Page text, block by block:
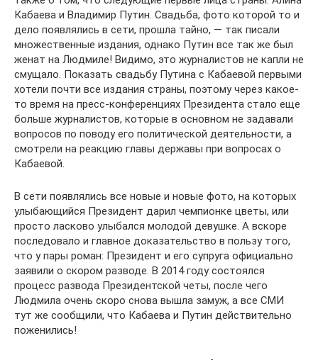
Кабаева и Владимир Путин. Свадьба, фото которой то и
дело появлялись в сети, прошла тайно, — так писали
множественные издания, однако Путин все так же был
женат на Людмиле! Видимо, это журналистов не капли не
смущало. Показать свадьбу Путина с Кабаевой первыми
хотели почти все издания страны, поэтому через какое-
то время на пресс-конференциях Президента стало еще
больше журналистов, которые в основном не задавали
вопросов по поводу его политической деятельности, а
смотрели на реакцию главы державы при вопросах о
Кабаевой.
В сети появлялись все новые и новые фото, на которых
улыбающийся Президент дарил чемпионке цветы, или
просто ласково улыбался молодой девушке. А вскоре
последовало и главное доказательство в пользу того,
что у пары роман: Президент и его супруга официально
заявили о скором разводе. В 2014 году состоялся
процесс развода Президентской четы, после чего
Людмила очень скоро снова вышла замуж, а все СМИ
тут же сообщили, что Кабаева и Путин действительно
поженились!